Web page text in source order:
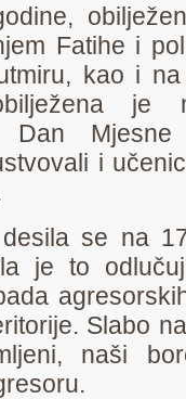
Fatihe i
kao i
je
Mjesne
i
se na
je to
Slabo
naši